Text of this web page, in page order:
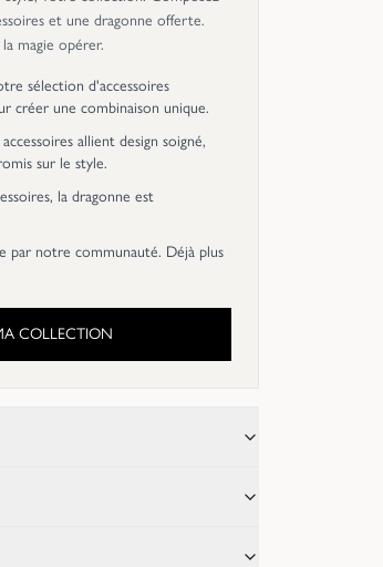
et une dragonne offerte.
magie opérer.
sélection d'accessoires
créer une combinaison unique.
allient design soigné,
sur le style.
la dragonne est
par notre communauté. Déjà plus
COLLECTION